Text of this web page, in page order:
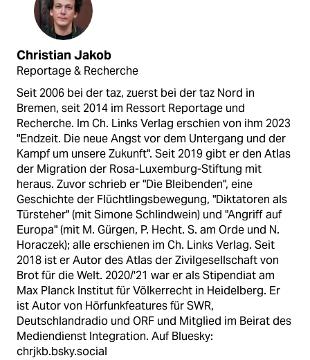
Christian Jakob
Reportage & Recherche
Seit 2006 bei der taz, zuerst bei der taz Nord in
Bremen, seit 2014 im Ressort Reportage und
Recherche. Im Ch. Links Verlag erschien von ihm 2023
"Endzeit. Die neue Angst vor dem Untergang und der
Kampf um unsere Zukunft". Seit 2019 gibt er den Atlas
der Migration der Rosa-Luxemburg-Stiftung mit
heraus. Zuvor schrieb er "Die Bleibenden", eine
Geschichte der Flüchtlingsbewegung, "Diktatoren als
Türsteher" (mit Simone Schlindwein) und "Angriff auf
Europa" (mit M. Gürgen, P. Hecht. S. am Orde und N.
Horaczek); alle erschienen im Ch. Links Verlag. Seit
2018 ist er Autor des Atlas der Zivilgesellschaft von
Brot für die Welt. 2020/'21 war er als Stipendiat am
Max Planck Institut für Völkerrecht in Heidelberg. Er
ist Autor von Hörfunkfeatures für SWR,
Deutschlandradio und ORF und Mitglied im Beirat des
Mediendienst Integration. Auf Bluesky:
chrjkb.bsky.social